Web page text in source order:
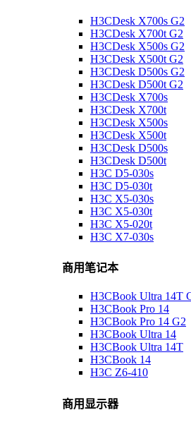
H3CDesk X700s G2
H3CDesk X700t G2
H3CDesk X500s G2
H3CDesk X500t G2
H3CDesk D500s G2
H3CDesk D500t G2
H3CDesk X700s
H3CDesk X700t
H3CDesk X500s
H3CDesk X500t
H3CDesk D500s
H3CDesk D500t
H3C D5-030s
H3C D5-030t
H3C X5-030s
H3C X5-030t
H3C X5-020t
H3C X7-030s
商用笔记本
H3CBook Ultra 14T
H3CBook Pro 14
H3CBook Pro 14 G2
H3CBook Ultra 14
H3CBook Ultra 14T
H3CBook 14
H3C Z6-410
商用显示器